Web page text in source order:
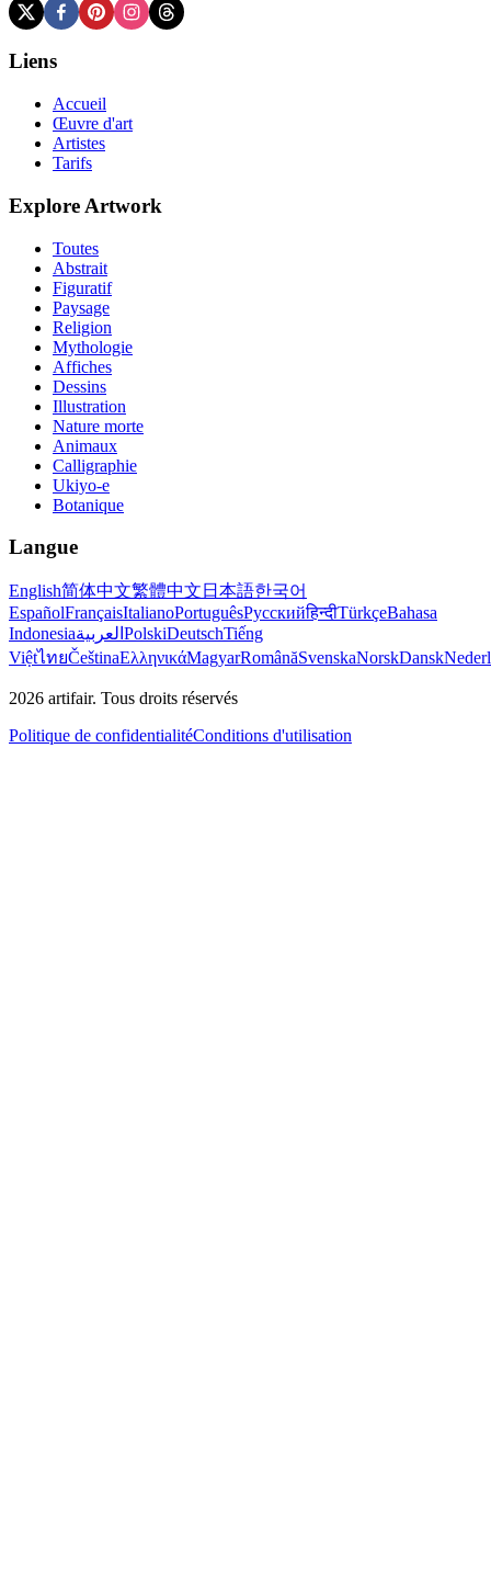
Liens
Accueil
Œuvre d'art
Artistes
Tarifs
Explore Artwork
Toutes
Abstrait
Figuratif
Paysage
Religion
Mythologie
Affiches
Dessins
Illustration
Nature morte
Animaux
Calligraphie
Ukiyo-e
Botanique
Langue
English简体中文繁體中文 日本語한국어
EspañolFrançaisItalianoPortuguêsРусскийहिन्दीTürkçeBahasa
Indonesiaالعربية PolskiDeutschTiếng
ViệtไทยČeštinaΕλληνικάMagyarRomânăSvenskaNorskDansk
2026 artifair. Tous droits réservés
Politique de confidentialitéConditions d'utilisation